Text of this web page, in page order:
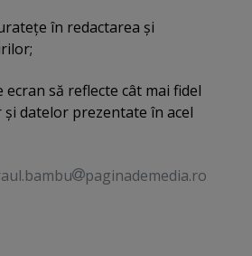
în redactarea şi
să reflecte cât mai fidel
datelor prezentate în acel
paginademedia.ro